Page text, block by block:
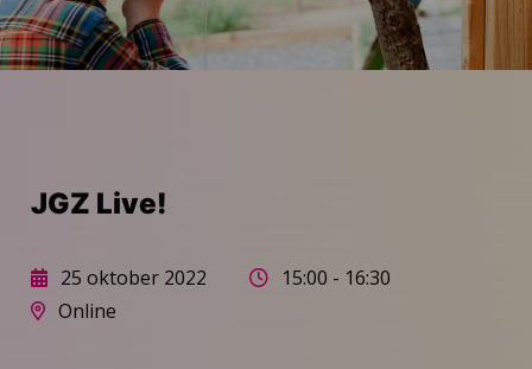
JGZ Live!
25 oktober 2022
15:00 - 16:30
Online